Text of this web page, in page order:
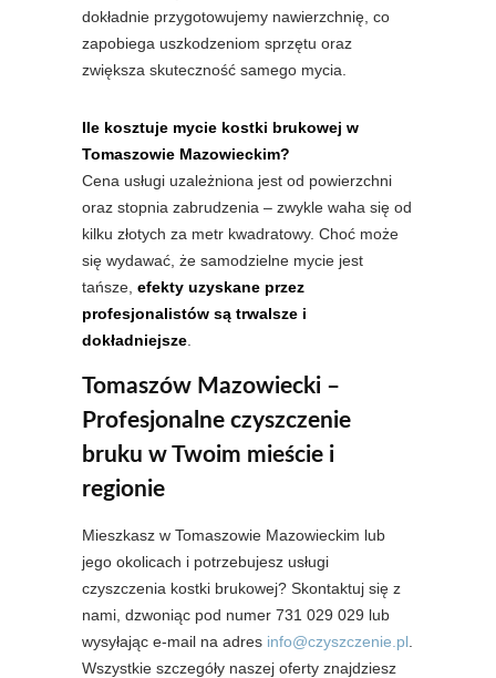
dokładnie przygotowujemy nawierzchnię, co
zapobiega uszkodzeniom sprzętu oraz
zwiększa skuteczność samego mycia.
Ile kosztuje mycie kostki brukowej w
Tomaszowie Mazowieckim?
Cena usługi uzależniona jest od powierzchni
oraz stopnia zabrudzenia – zwykle waha się od
kilku złotych za metr kwadratowy. Choć może
się wydawać, że samodzielne mycie jest
tańsze, efekty uzyskane przez
profesjonalistów są trwalsze i
dokładniejsze
Tomaszów Mazowiecki –
Profesjonalne czyszczenie
bruku w Twoim mieście i
regionie
Mieszkasz w Tomaszowie Mazowieckim lub
jego okolicach i potrzebujesz usługi
czyszczenia kostki brukowej? Skontaktuj się z
nami, dzwoniąc pod numer 731 029 029 lub
wysyłając e-mail na adres info@czyszczenie.pl
Wszystkie szczegóły naszej oferty znajdziesz